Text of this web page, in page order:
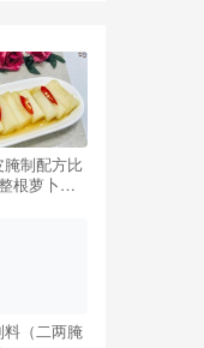
制配方比
根萝卜腌
（二两腌